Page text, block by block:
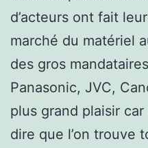
d’acteurs ont fait
marché du matériel
des gros
Panasonic, JVC,
plus grand plaisir
dire que l’on trouve